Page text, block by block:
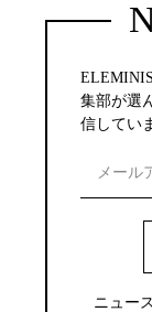
集部が選
信してい
ニュー